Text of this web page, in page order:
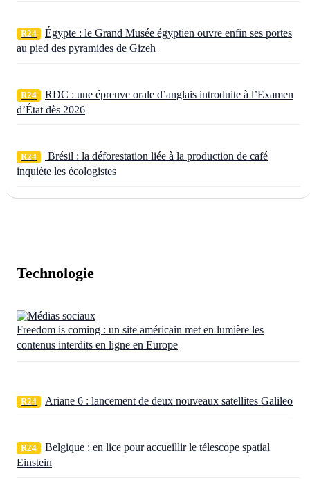
R24
Égypte : le Grand Musée égyptien ouvre enfin ses portes
au pied des pyramides de Gizeh
R24
RDC : une épreuve orale d’anglais introduite à l’Examen
d’État dès 2026
R24
Brésil : la déforestation liée à la production de café
inquiète les écologistes
Technologie
Freedom is coming : un site américain met en lumière les
contenus interdits en ligne en Europe
R24 Ariane 6 : lancement de deux nouveaux satellites Galileo
R24
Belgique : en lice pour accueillir le télescope spatial
Einstein